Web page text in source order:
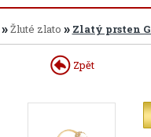
»Žluté zlato » Zlatý prsten
Zpět